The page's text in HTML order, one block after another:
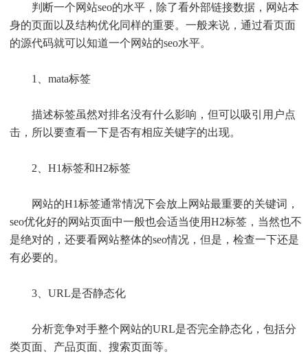
判断一个网站seo的水平，除了看外部链接数据，网站本
身的页面以及结构优化同样的重要。一般来说，通过看页面
的源代码就可以知道一个网站的seo水平。
1、mata标签
描述标签虽然对排名没有什么影响，但可以吸引用户点
击，所以要查看一下是否有相应关键字的出现。
2、H1标签和H2标签
网站的H1标签通常情况下会放上网站最重要的关键词，
seo优化好的网站页面中一般也会适当使用H2标签，当然也不
是绝对的，还要看网站整体的seo情况，但是，检查一下还是
有必要的。
3、URL是否静态化
分析竞争对手整个网站的URL是否完全静态化，包括分
类页面、产品页面、搜索页面等。